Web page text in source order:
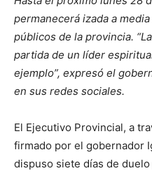
permanecerá izada a
públicos de la provincia.
partida de un líder
ejemplo”, expresó el
en sus redes sociales.
El Ejecutivo Provincial, a
firmado por el gobernador
dispuso siete días de